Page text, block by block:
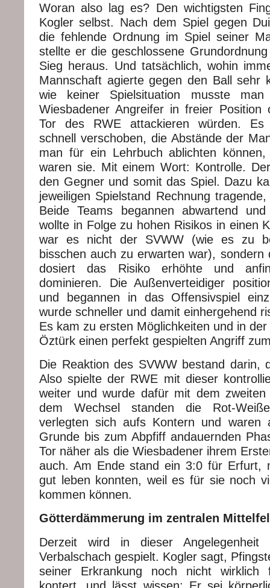
Woran also lag es? Den wichtigsten
Kogler selbst. Nach dem Spiel gegen
die fehlende Ordnung im Spiel seiner
stellte er die geschlossene
Sieg heraus. Und tatsächlich, wohin
Mannschaft agierte gegen den Ball sehr
wie keiner Spielsituation musste man
Wiesbadener Angreifer in freier Position
Tor des RWE attackieren würden. Es
schnell verschoben, die Abstände der
man für ein Lehrbuch ablichten können,
waren sie. Mit einem Wort: Kontrolle.
den Gegner und somit das Spiel. Dazu
jeweiligen Spielstand Rechnung
Beide Teams begannen abwartend
wollte in Folge zu hohen Risikos in einen
war es nicht der SVWW (wie es zu
bisschen auch zu erwarten war), sondern
dosiert das Risiko erhöhte und
dominieren. Die Außenverteidiger
und begannen in das Offensivspiel
wurde schneller und damit einhergehend
Es kam zu ersten Möglichkeiten und in
Öztürk einen perfekt gespielten Angriff
Die Reaktion des SVWW bestand darin,
Also spielte der RWE mit dieser
weiter und wurde dafür mit dem
dem Wechsel standen die Rot-
verlegten sich aufs Kontern und waren
Grunde bis zum Abpfiff andauernden
Tor näher als die Wiesbadener ihrem
auch. Am Ende stand ein 3:0 für Erfurt,
gut leben konnten, weil es für sie noch
kommen können.
Götterdämmerung im zentralen
Derzeit wird in dieser
Verbalschach gespielt. Kogler sagt,
seiner Erkrankung noch nicht wirklich